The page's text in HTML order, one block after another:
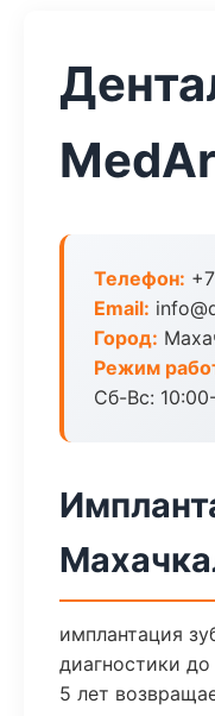
Телефон:
Email:
Город:
Режим
Сб-Вс:
имплантация
диагностики
5 лет